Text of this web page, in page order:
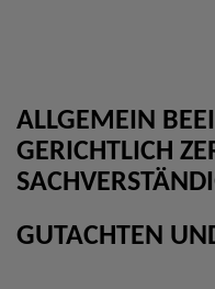
ALLGEMEIN
GERICHTLICH
GUTACHTEN